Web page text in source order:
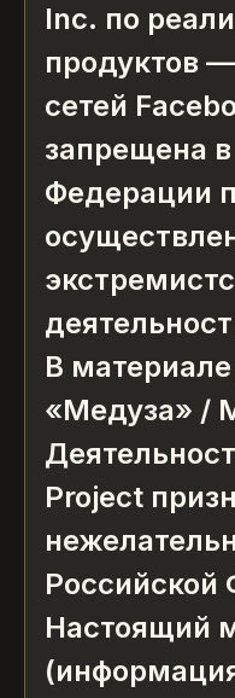
Inc. по
продуктов
сетей
запрещена
Федерации
В
«Медуза» /
Project
Российской
Настоящий